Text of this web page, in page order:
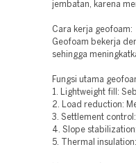
jembatan, karena
Cara kerja geofoam:
Geofoam bekerja
sehingga
Fungsi utama
1. Lightweight fill:
2. Load reduction:
3. Settlement
4. Slope
5. Thermal